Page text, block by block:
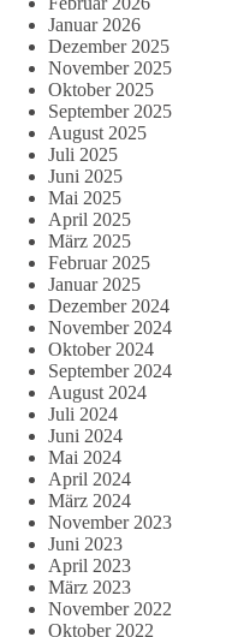
Januar 2026
Dezember 2025
November 2025
Oktober 2025
September 2025
August 2025
Juli 2025
Juni 2025
Mai 2025
April 2025
März 2025
Februar 2025
Januar 2025
Dezember 2024
November 2024
Oktober 2024
September 2024
August 2024
Juli 2024
Juni 2024
Mai 2024
April 2024
März 2024
November 2023
Juni 2023
April 2023
März 2023
November 2022
Oktober 2022